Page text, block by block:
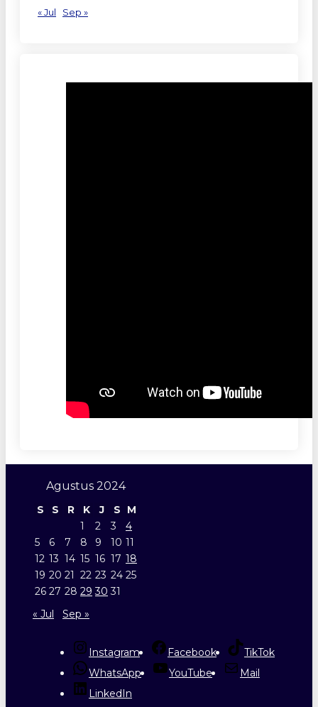
« Jul
Sep »
Agustus 2024
S S R K J S
M
1
2 3
4
5
6 7 8 9 10 11
12 13 14 15 16 17 18
19 20 21 22 23 24 25
26 27 28 29 30 31
« Jul
Sep »
Instagram Facebook
TikTok
WhatsApp
YouTube
Mail
LinkedIn